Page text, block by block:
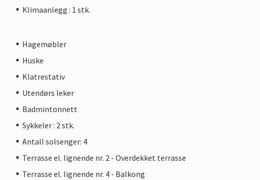
Klimaanlegg : 1 stk.
Hagemøbler
Huske
Klatrestativ
Utendørs leker
Badmintonnett
Sykkeler : 2 stk.
Antall solsenger: 4
Terrasse el. lignende nr. 2 - Overdekket terrasse
Terrasse el. lignende nr. 4 - Balkong